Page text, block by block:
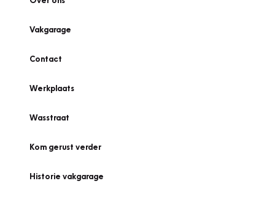
Vakgarage
Contact
Werkplaats
Wasstraat
Kom gerust verder
Historie vakgarage